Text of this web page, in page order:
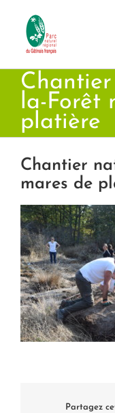
contenu
la-Forêt
platière
Chantier
mares de
Partagez